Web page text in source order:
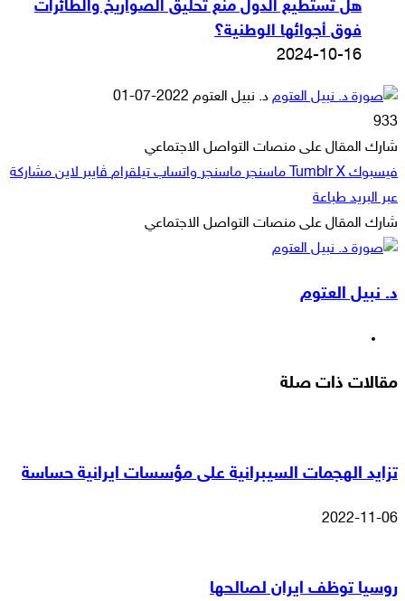
هل تستطيع الدول منع تحليق الصواريخ والطائرات
فوق أجوائها الوطنية؟
2024-10-16
د. نبيل العتوم أرسل
إلكترونيا
2022-07-01
933
شارك المقال على منصات التواصل الاجتماعي
فيسبوك ‫X ماسنجر ماسنجر واتساب تيلقرام ڤايبر لاين مشاركة
عبر البريد طباعة
شارك المقال على منصات التواصل الاجتماعي
فيسبوك
‫X
ماسنجر
ماسنجر
واتساب
تيلقرام
ڤايبر
لاين
مشاركة
البريد
طباعة
د. نبيل العتوم
مقالات ذات صلة
تزايد الهجمات السيبرانية على مؤسسات ايرانية حساسة
2022-11-06
روسيا توظف ايران لصالحها